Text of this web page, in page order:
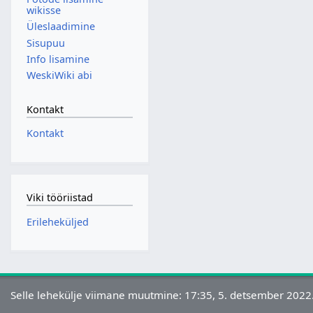
wikisse
Üleslaadimine
Sisupuu
Info lisamine
WeskiWiki abi
Kontakt
Kontakt
Viki tööriistad
Erileheküljed
Selle lehekülje viimane muutmine: 17:35, 5. detsember